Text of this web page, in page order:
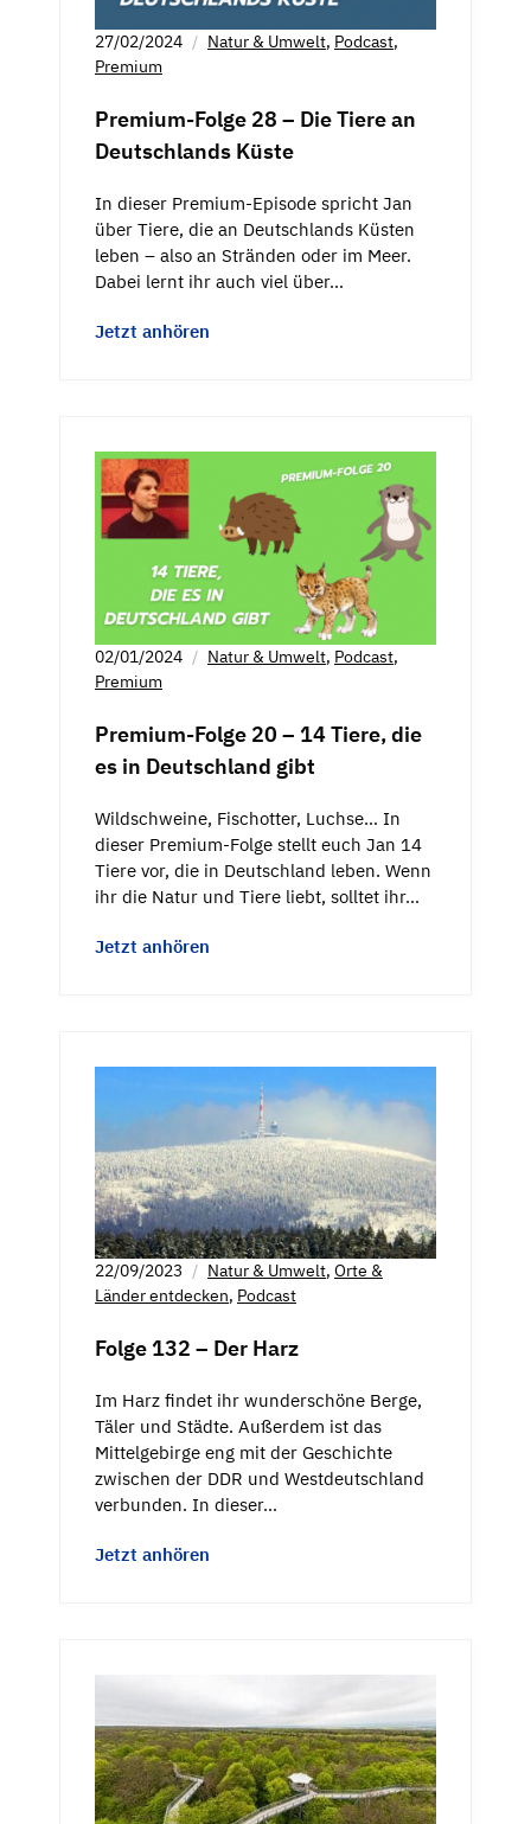
27/02/2024 Natur & Umwelt, Podcast,
Premium
Premium-Folge 28 – Die Tiere an
Deutschlands Küste
In dieser Premium-Episode spricht Jan
über Tiere, die an Deutschlands Küsten
leben – also an Stränden oder im Meer.
Dabei lernt ihr auch viel über…
Jetzt anhören
02/01/2024 Natur & Umwelt, Podcast,
Premium
Premium-Folge 20 – 14 Tiere, die
es in Deutschland gibt
Wildschweine, Fischotter, Luchse… In
dieser Premium-Folge stellt euch Jan 14
Tiere vor, die in Deutschland leben. Wenn
ihr die Natur und Tiere liebt, solltet ihr…
Jetzt anhören
22/09/2023 Natur & Umwelt, Orte &
Länder entdecken, Podcast
Folge 132 – Der Harz
Im Harz findet ihr wunderschöne Berge,
Täler und Städte. Außerdem ist das
Mittelgebirge eng mit der Geschichte
zwischen der DDR und Westdeutschland
verbunden. In dieser…
Jetzt anhören